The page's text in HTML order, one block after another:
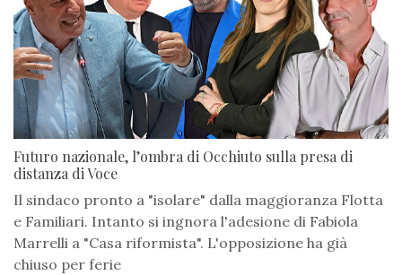
Futuro nazionale, l’ombra di Occhiuto sulla presa di
distanza di Voce
Il sindaco pronto a "isolare" dalla maggioranza Flotta
e Familiari. Intanto si ingnora l'adesione di Fabiola
Marrelli a "Casa riformista". L'opposizione ha già
chiuso per ferie